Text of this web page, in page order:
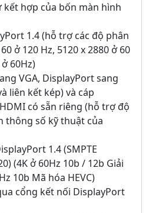
hợp của bốn màn hình
1.4 (hỗ trợ các độ phân
ở 120 Hz, 5120 x 2880 ở 60
60Hz)
VGA, DisplayPort sang
liên kết kép) và cáp
có sẵn riêng (hỗ trợ độ
thông số kỹ thuật của
1.4 (SMPTE
(4K ở 60Hz 10b / 12b Giải
10b Mã hóa HEVC)
cổng kết nối DisplayPort